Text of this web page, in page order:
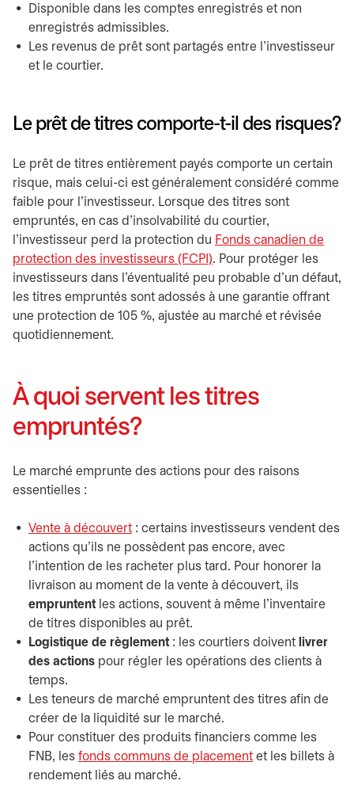
Disponible dans les comptes enregistrés et non
enregistrés admissibles.
Les revenus de prêt sont partagés entre l’investisseur
et le courtier.
Le prêt de titres comporte-t-il des risques?
Le prêt de titres entièrement payés comporte un certain
risque, mais celui-ci est généralement considéré comme
faible pour l’investisseur. Lorsque des titres sont
empruntés, en cas d’insolvabilité du courtier,
l’investisseur perd la protection du Fonds canadien de
protection des investisseurs (FCPI)s’ouvre dans un nouvel
. Pour protéger les
investisseurs dans l’éventualité peu probable d’un défaut,
les titres empruntés sont adossés à une garantie offrant
une protection de 105 %, ajustée au marché et révisée
quotidiennement.
À quoi servent les titres
empruntés?
Le marché emprunte des actions pour des raisons
essentielles :
Vente à découvert : certains investisseurs vendent des
actions qu’ils ne possèdent pas encore, avec
l’intention de les racheter plus tard. Pour honorer la
livraison au moment de la vente à découvert, ils
empruntent les actions, souvent à même l’inventaire
de titres disponibles au prêt.
Logistique de règlement : les courtiers doivent livrer
des actions pour régler les opérations des clients à
temps.
Les teneurs de marché empruntent des titres afin de
créer de la liquidité sur le marché.
Pour constituer des produits financiers comme les
FNB, les fonds communs de placement et les billets à
rendement liés au marché.